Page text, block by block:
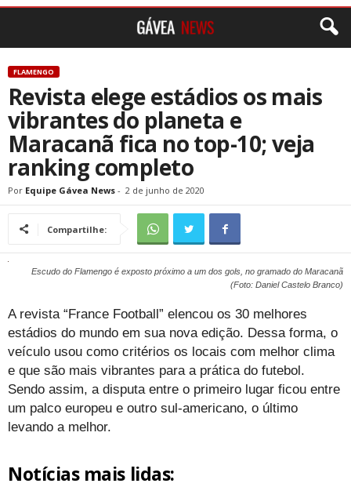
FLAMENGO
Revista elege estádios os mais
vibrantes do planeta e
Maracanã fica no top-10; veja
ranking completo
Por Equipe Gávea News - 2 de junho de 2020
Compartilhe:
Escudo do Flamengo é exposto próximo a um dos gols, no gramado do Maracanã
(Foto: Daniel Castelo Branco)
A revista “France Football” elencou os 30 melhores
estádios do mundo em sua nova edição. Dessa forma, o
veículo usou como critérios os locais com melhor clima
e que são mais vibrantes para a prática do futebol.
Sendo assim, a disputa entre o primeiro lugar ficou entre
um palco europeu e outro sul-americano, o último
levando a melhor.
Notícias mais lidas: